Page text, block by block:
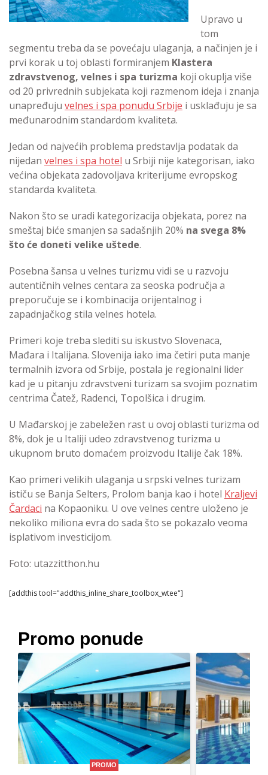
Upravo u
tom
segmentu treba da se povećaju ulaganja, a načinjen je i
prvi korak u toj oblasti formiranjem Klastera
zdravstvenog, velnes i spa turizma koji okuplja više
od 20 privrednih subjekata koji razmenom ideja i znanja
unapređuju velnes i spa ponudu Srbije i usklađuju je sa
međunarodnim standardom kvaliteta.
Jedan od najvećih problema predstavlja podatak da
nijedan velnes i spa hotel u Srbiji nije kategorisan, iako
većina objekata zadovoljava kriterijume evropskog
standarda kvaliteta.
Nakon što se uradi kategorizacija objekata, porez na
smeštaj biće smanjen sa sadašnjih 20% na svega 8%
što će doneti velike uštede.
Posebna šansa u velnes turizmu vidi se u razvoju
autentičnih velnes centara za seoska područja a
preporučuje se i kombinacija orijentalnog i
zapadnjačkog stila velnes hotela.
Primeri koje treba slediti su iskustvo Slovenaca,
Mađara i Italijana. Slovenija iako ima četiri puta manje
termalnih izvora od Srbije, postala je regionalni lider
kad je u pitanju zdravstveni turizam sa svojim poznatim
centrima Čatež, Radenci, Topolšica i drugim.
U Mađarskoj je zabeležen rast u ovoj oblasti turizma od
8%, dok je u Italiji udeo zdravstvenog turizma u
ukupnom bruto domaćem proizvodu Italije čak 18%.
Kao primeri velikih ulaganja u srpski velnes turizam
ističu se Banja Selters, Prolom banja kao i hotel Kraljevi
Čardaci na Kopaoniku. U ove velnes centre uloženo je
nekoliko miliona evra do sada što se pokazalo veoma
isplativom investicijom.
Foto: utazzitthon.hu
[addthis tool="addthis_inline_share_toolbox_wtee"]
Promo ponude
PROMO